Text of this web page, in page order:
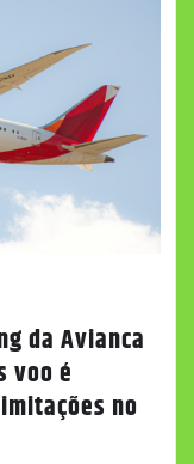
da Avianca
voo é
no